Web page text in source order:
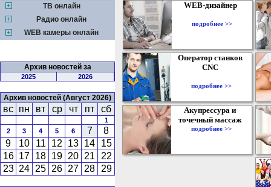
ТВ онлайн
Радио онлайн
WEB камеры онлайн
Архив новостей за
2025 2026
Архив новостей (Август 2026)
вс пн вт ср чт пт сб
1
2
3 4 5 6 7
8
9
10 11 12 13 14
15
16 17 18 19 20 21
22
23 24 25 26 27 28 29
WEB-дизайнер
подробнее >>
Оператор станков
CNC
подробнее >>
Акупрессура и
точечный массаж
подробнее >>